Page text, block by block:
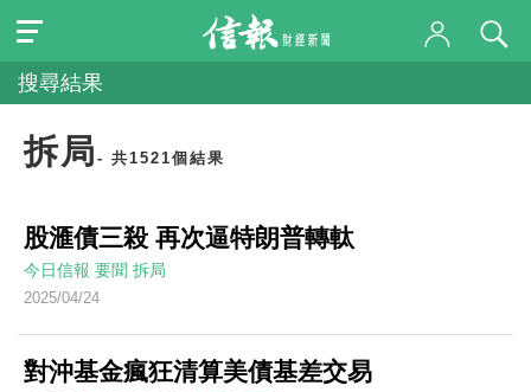
搜尋結果
拆局 - 共1521個結果
股滙債三殺 再次逼特朗普轉軚
今日信報 要聞 拆局
2025/04/24
對沖基金瘋狂清算美債基差交易